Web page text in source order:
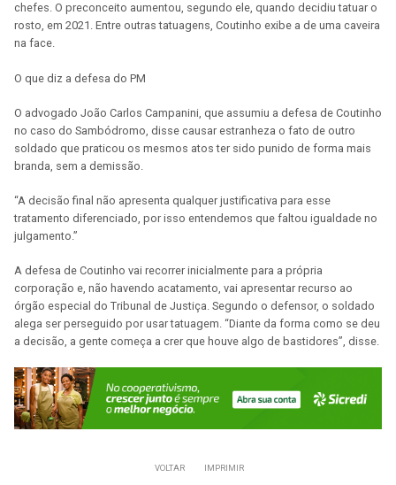
chefes. O preconceito aumentou, segundo ele, quando decidiu tatuar o
rosto, em 2021. Entre outras tatuagens, Coutinho exibe a de uma caveira
na face.
O que diz a defesa do PM
O advogado João Carlos Campanini, que assumiu a defesa de Coutinho
no caso do Sambódromo, disse causar estranheza o fato de outro
soldado que praticou os mesmos atos ter sido punido de forma mais
branda, sem a demissão.
“A decisão final não apresenta qualquer justificativa para esse
tratamento diferenciado, por isso entendemos que faltou igualdade no
julgamento.”
A defesa de Coutinho vai recorrer inicialmente para a própria
corporação e, não havendo acatamento, vai apresentar recurso ao
órgão especial do Tribunal de Justiça. Segundo o defensor, o soldado
alega ser perseguido por usar tatuagem. “Diante da forma como se deu
a decisão, a gente começa a crer que houve algo de bastidores”, disse.
VOLTAR IMPRIMIR